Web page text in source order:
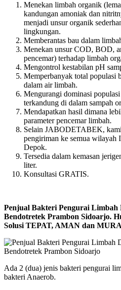
Menekan limbah organik
kandungan amoniak dan
menjadi unsur organik
lingkungan.
Memberantas bau dalam
Menekan unsur COD, BOD,
pencemar) terhadap limbah
Mengontrol kestabilan pH
Memperbanyak total populasi
dalam air limbah.
Mengurangi dominasi
terkandung di dalam sampah
Mendapatkan hasil dimana
parameter pencemar limbah.
Selain JABODETABEK,
pengiriman ke semua wilayah
Depok.
Tersedia dalam kemasan
liter.
Konsultasi GRATIS.
Penjual Bakteri Pengurai Limbah
Bendotretek Prambon Sidoarjo.
Solusi TEPAT, AMAN dan
Ada 2 (dua) jenis bakteri pengurai
bakteri Anaerob.